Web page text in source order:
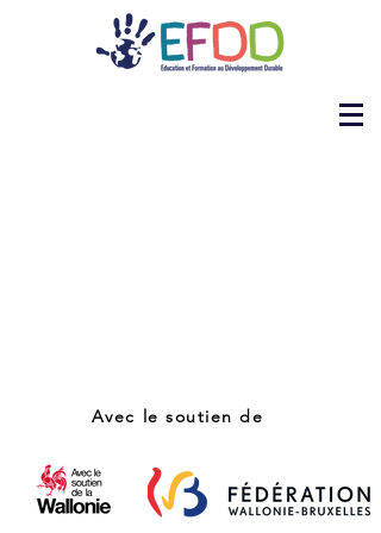
Avec le soutien de